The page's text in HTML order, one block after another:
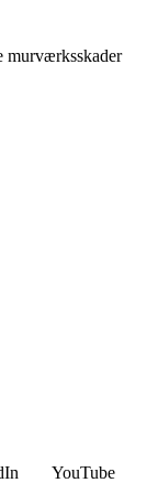
murværksskader
YouTube